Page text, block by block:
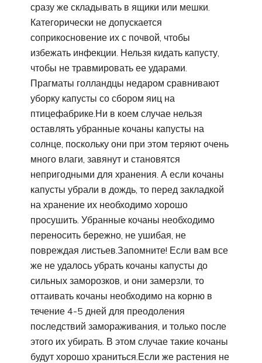
сразу же складывать в ящики или мешки.
Категорически не допускается
соприкосновение их с почвой, чтобы
избежать инфекции. Нельзя кидать капусту,
чтобы не травмировать ее ударами.
Прагматы голландцы недаром сравнивают
уборку капусты со сбором яиц на
птицефабрике.Ни в коем случае нельзя
оставлять убранные кочаны капусты на
солнце, поскольку они при этом теряют очень
много влаги, завянут и становятся
непригодными для хранения. А если кочаны
капусты убрали в дождь, то перед закладкой
на хранение их необходимо хорошо
просушить. Убранные кочаны необходимо
переносить бережно, не ушибая, не
повреждая листьев.Запомните! Если вам все
же не удалось убрать кочаны капусты до
сильных заморозков, и они замерзли, то
оттаивать кочаны необходимо на корню в
течение 4-5 дней для преодоления
последствий замораживания, и только после
этого их убирать. В этом случае такие кочаны
будут хорошо храниться.Если же растения не